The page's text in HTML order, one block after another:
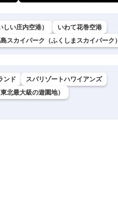
い庄内空港）
いわて花巻空港
スカイパーク（ふくしまスカイパーク）
ンド
スパリゾートハワイアンズ
北最大級の遊園地）